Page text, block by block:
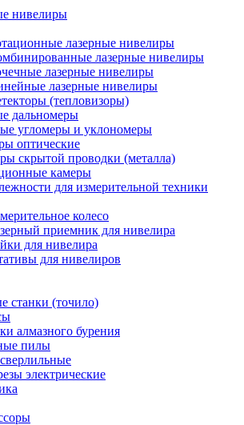
нивелиры
лазерные нивелиры
лазерные нивелиры
лазерные нивелиры
лазерные нивелиры
(тепловизоры)
дальномеры
угломеры и уклономеры
оптические
скрытой проводки (металла)
камеры
для измерительной техники
колесо
приемник для нивелира
для нивелира
для нивелиров
станки (точило)
алмазного бурения
пилы
электрические